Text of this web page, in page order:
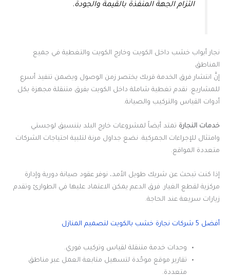
التزام الجهة المنفذة بالقيمة والجودة.
نجار أبواب خشب داخل الكويت وخارج الكويت والتغطية في جميع
المناطق
إنَّ انتشار فرق الخدمة قربك يختصر زمن الوصول ويضمن تنفيذ أسرع
للمشاريع. نقدم تغطية شاملة داخل الكويت بفرق متنقلة مجهزة بكل
أدوات القياس والتركيب والصيانة.
خدمات النجارة تمتد أيضاً لمشروعات خارج البلد بتنسيق لوجستي
وامتثال للإجراءات الجمركية. نضع جداول مرنة لتلبية احتياجات الشركات
متعددة المواقع.
إذا كنت تبحث عن شريك طويل الأمد، نوفر عقود صيانة دورية وإدارة
مركزية لقطع الغيار. فرق الدعم يمكن الاعتماد عليها في الطوارئ وتقدم
زيارات سريعة عند الحاجة.
أفضل 5 شركات نجارة خشب بالكويت لتصميم المنازل
وحدات خدمة متنقلة لقياس وتركيب فوري.
تقارير موقع موحّدة لتسهيل متابعة العمل عبر مناطق
متعددة.